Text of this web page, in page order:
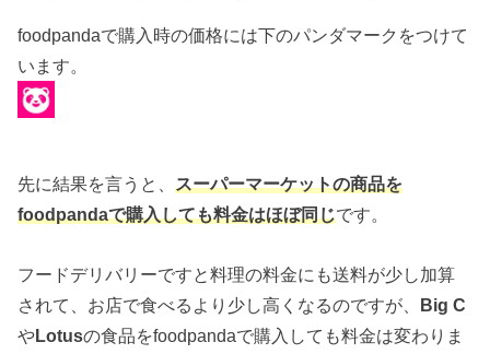
foodpandaで購入時の価格には下のパンダマークをつけて
います。
先に結果を言うと、スーパーマーケットの商品を
foodpandaで購入しても料金はほぼ同じです。
フードデリバリーですと料理の料金にも送料が少し加算
されて、お店で食べるより少し高くなるのですが、 Big C
やLotusの食品をfoodpandaで購入しても料金は変わりま